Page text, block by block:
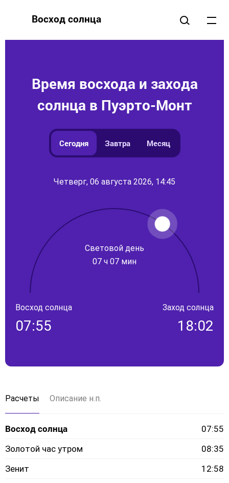
Восход солнца
Время восхода и захода
солнца в Пуэрто-Монт
Сегодня Завтра Месяц
Четверг, 06 августа 2026, 14:45
Световой день
07 ч 07 мин
Восход солнца
07:55
Заход солнца
18:02
Расчеты Описание н.п.
Восход солнца
07:55
Золотой час утром
08:35
Зенит
12:58